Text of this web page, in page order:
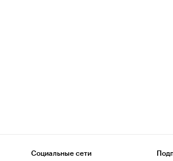
Социальные сети